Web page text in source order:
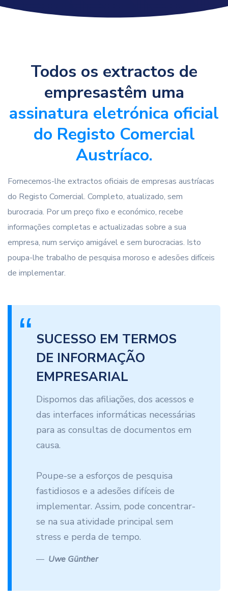
Todos os extractos de
empresastêm uma
assinatura eletrónica oficial
do Registo Comercial
Austríaco.
Fornecemos-lhe extractos oficiais de empresas austríacas
do Registo Comercial. Completo, atualizado, sem
burocracia. Por um preço fixo e económico, recebe
informações completas e actualizadas sobre a sua
empresa, num serviço amigável e sem burocracias. Isto
poupa-lhe trabalho de pesquisa moroso e adesões difíceis
de implementar.
SUCESSO EM TERMOS
DE INFORMAÇÃO
EMPRESARIAL
Dispomos das afiliações, dos acessos e
das interfaces informáticas necessárias
para as consultas de documentos em
causa.
Poupe-se a esforços de pesquisa
fastidiosos e a adesões difíceis de
implementar. Assim, pode concentrar-
se na sua atividade principal sem
stress e perda de tempo.
Uwe Günther